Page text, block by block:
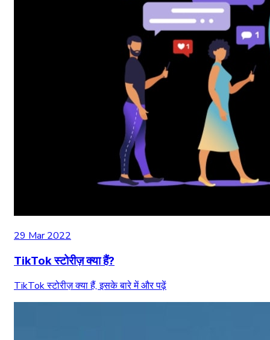
29 Mar 2022
TikTok स्टोरीज़ क्या हैं?
TikTok स्टोरीज़ क्या हैं, इसके बारे में और पढ़ें